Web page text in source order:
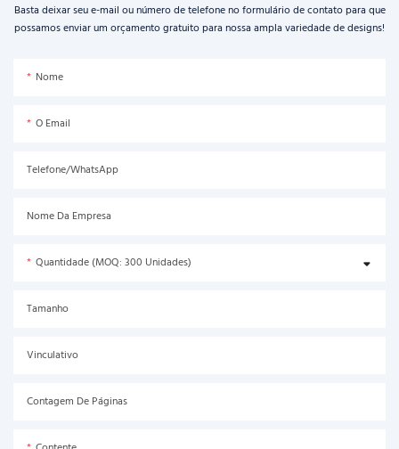
Basta deixar seu e-mail ou número de telefone no formulário de contato para que
possamos enviar um orçamento gratuito para nossa ampla variedade de designs!
Nome
O Email
Telefone/WhatsApp
Nome Da Empresa
Quantidade (MOQ: 300 Unidades)
Tamanho
Vinculativo
Contagem De Páginas